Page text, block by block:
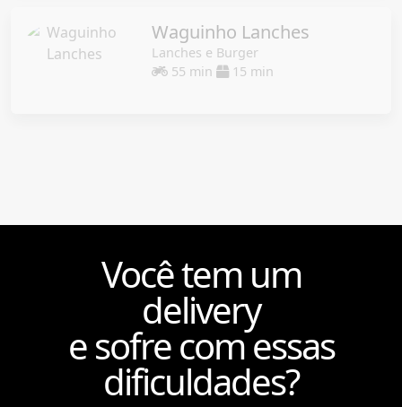
Waguinho Lanches
Lanches e Burger
55 min
15 min
Você tem um
delivery
e sofre com essas
dificuldades?